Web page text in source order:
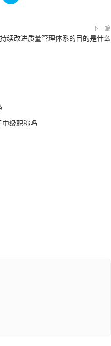
下一篇
续改进质量管理体系的目的是什么
中级职称吗